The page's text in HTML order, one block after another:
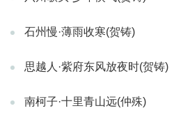
石州慢·薄雨收寒(贺铸)
思越人·紫府东风放夜时(贺铸)
南柯子·十里青山远(仲殊)